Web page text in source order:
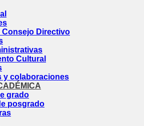
Consejo Directivo
Cultural
y colaboraciones
grado
posgrado